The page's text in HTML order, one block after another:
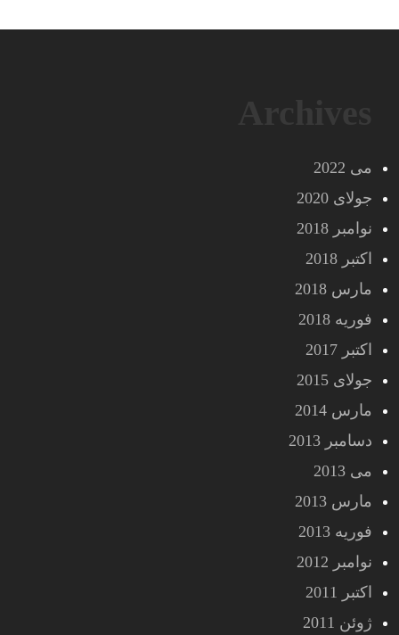
می 2022
جولای 2020
نوامبر 2018
اکتبر 2018
مارس 2018
فوریه 2018
اکتبر 2017
جولای 2015
مارس 2014
دسامبر 2013
می 2013
مارس 2013
فوریه 2013
نوامبر 2012
اکتبر 2011
ژوئن 2011